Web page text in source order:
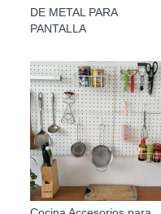
DE METAL PARA
PANTALLA